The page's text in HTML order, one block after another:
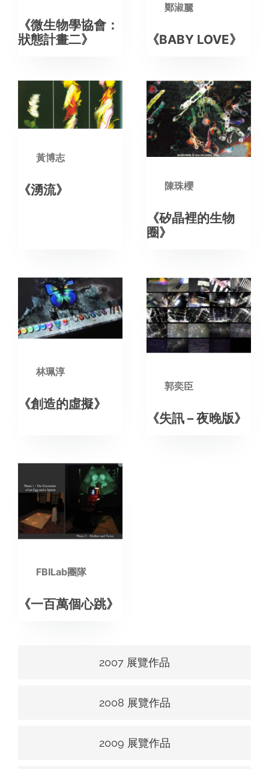
《微生物學協會：
狀態計畫二》
鄭淑麗
《BABY LOVE》
黃博志
《湧流》 陳珠櫻
《矽晶裡的生物
圈》
林珮淳
《創造的虛擬》
郭奕臣
《失訊 – 夜晚版》
FBILab團隊
《一百萬個心跳》
2007 展覽作品
2008 展覽作品
2009 展覽作品